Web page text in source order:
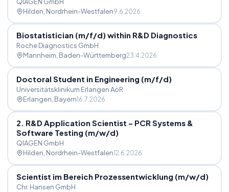
Hilden , Nordrhein-Westfalen9.6.2026
Biostatistician (m/f/d) within R&D Diagnostics
Roche Diagnostics GmbH
Mannheim , Baden-Württemberg23.4.2026
Doctoral Student in Engineering (m/f/d)
Universitätsklinikum Erlangen AöR
Erlangen , Bayern16.7.2026
2. R&D Application Scientist – PCR Systems &
Software Testing (m/w/d)
QIAGEN GmbH
Hilden , Nordrhein-Westfalen12.6.2026
Scientist im Bereich Prozessentwicklung (m/w/d)
Chr. Hansen GmbH